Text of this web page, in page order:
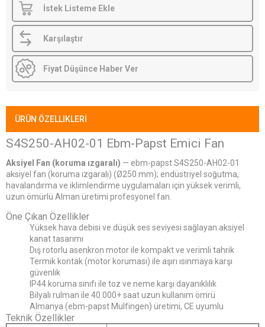
İstek Listeme Ekle
Karşılaştır
Fiyat Düşünce Haber Ver
ÜRÜN ÖZELLIKLERI
S4S250-AH02-01 Ebm-Papst Emici Fan
Aksiyel Fan (koruma ızgaralı) — ebm-papst S4S250-AH02-01
aksiyel fan (koruma ızgaralı) (Ø250 mm); endüstriyel soğutma,
havalandırma ve iklimlendirme uygulamaları için yüksek verimli,
uzun ömürlü Alman üretimi profesyonel fan.
Öne Çıkan Özellikler
Yüksek hava debisi ve düşük ses seviyesi sağlayan aksiyel
kanat tasarımı
Dış rotorlu asenkron motor ile kompakt ve verimli tahrik
Termik kontak (motor koruması) ile aşırı ısınmaya karşı
güvenlik
IP44 koruma sınıfı ile toz ve neme karşı dayanıklılık
Bilyalı rulman ile 40.000+ saat uzun kullanım ömrü
Almanya (ebm-papst Mulfingen) üretimi, CE uyumlu
Teknik Özellikler